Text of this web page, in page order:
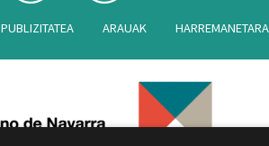
PUBLIZITATEA ARAUAK